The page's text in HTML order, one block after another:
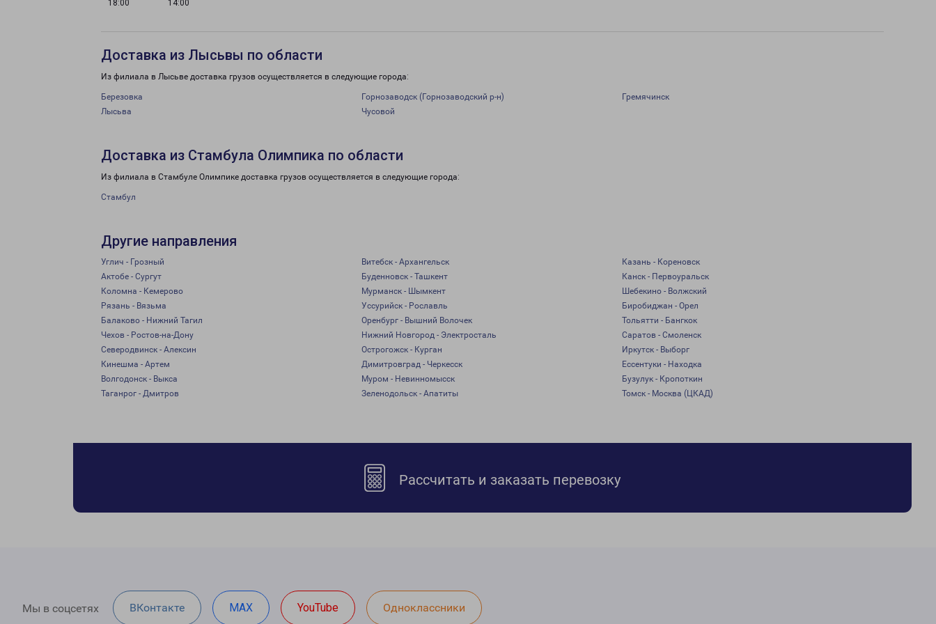
18:00
14:00
Доставка из Лысьвы по области
Из филиала в Лысьве доставка грузов осуществляется в следующие города:
Березовка Горнозаводск (Горнозаводский р-н)
Гремячинск
Лысьва
Чусовой
Доставка из Стамбула Олимпика по области
Из филиала в Стамбуле Олимпике доставка грузов осуществляется в следующие города:
Стамбул
Другие направления
Углич - Грозный Витебск - Архангельск
Казань - Кореновск
Актобе - Сургут
Буденновск - Ташкент
Канск - Первоуральск
Коломна - Кемерово
Мурманск - Шымкент
Шебекино - Волжский
Рязань - Вязьма
Уссурийск - Рославль
Биробиджан - Орел
Балаково - Нижний Тагил
Оренбург - Вышний Волочек
Тольятти - Бангкок
Чехов - Ростов-на-Дону
Нижний Новгород - Электросталь
Саратов - Смоленск
Северодвинск - Алексин
Острогожск - Курган
Иркутск - Выборг
Кинешма - Артем
Димитровград - Черкесск
Ессентуки - Находка
Волгодонск - Выкса
Муром - Невинномысск
Бузулук - Кропоткин
Таганрог - Дмитров
Зеленодольск - Апатиты Томск - Москва (ЦКАД)
Рассчитать и заказать перевозку
Мы в соцсетях ВКонтакте MAX YouTube Одноклассники